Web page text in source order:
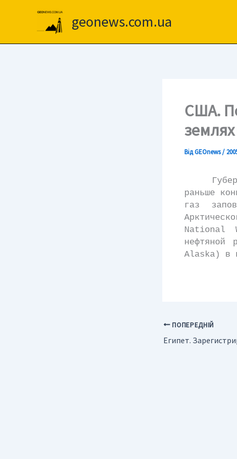
geonews.com.ua
США.
ВідGEOnews/
раньше
газ
National
нефтяной
Alaska) в
ПОПЕРЕДНІЙ